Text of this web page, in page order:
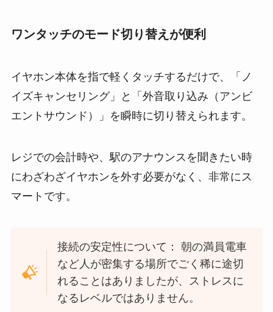
ワンタッチのモード切り替えが便利
イヤホン本体を指で軽くタッチするだけで、「ノ
イズキャンセリング」と「外音取り込み（アンビ
エントサウンド）」を瞬時に切り替えられます。
レジでの会計時や、駅のアナウンスを聞きたい時
にわざわざイヤホンを外す必要がなく、非常にス
マートです。
接続の安定性について： 朝の満員電車
など人が密集する場所でごく稀に途切
れることはありましたが、ストレスに
なるレベルではありません。